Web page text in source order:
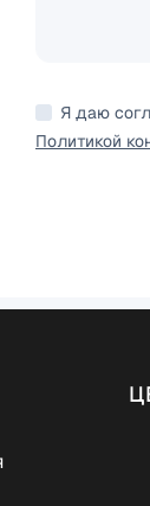
Я даю
Политикой